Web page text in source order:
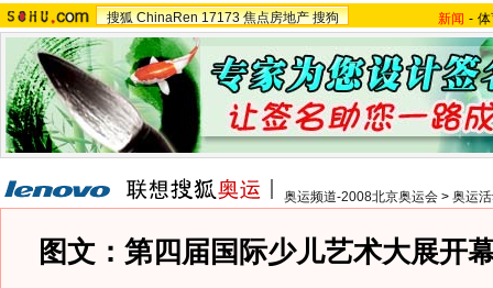
搜狐 ChinaRen 17173 焦点房地产 搜狗 新闻 -
奥运频道-2008北京奥运会 > 奥运
图文：第四届国际少儿艺术大展开